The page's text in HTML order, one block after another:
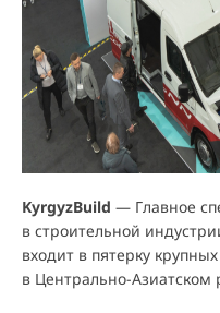
KyrgyzBuild — Главное
в строительной
входит в пятерку
в Центрально-Азиатском